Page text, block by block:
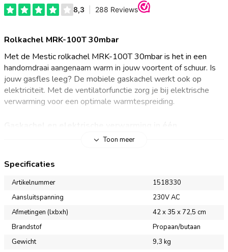
Rolkachel MRK-100T 30mbar
Met de Mestic rolkachel MRK-100T 30mbar is het in een
handomdraai aangenaam warm in jouw voortent of schuur. Is
jouw gasfles leeg? De mobiele gaskachel werkt ook op
elektriciteit. Met de ventilatorfunctie zorg je bij elektrische
verwarming voor een optimale warmtespreiding.
100T. De mobiele kachel werkt zowel op gas als op
elektriciteit. Sluit je de kachel aan op een gasfles, dan
verwarmt hij middels infrarood. De stralingswarmte die het
product afgeeft verwarmt niet de ruimte, maar de objecten in
enkele ogenblikken heerlijk warm. Vergelijk het met warme
zonnestralen, zonder Uv-straling! De mobiele gaskachel heeft
drie warmtestanden: 1,4 kW, 2,8 kW en 4,2 kW.
Toon meer
Specificaties
Artikelnummer
1518330
Aansluitspanning
230V AC
Afmetingen (lxbxh)
42 x 35 x 72,5 cm
Brandstof
Propaan/butaan
Gewicht
9,3 kg